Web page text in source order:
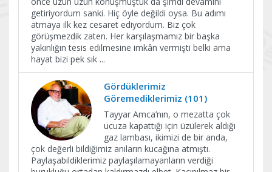
getiriyordum sanki. Hiç öyle değildi oysa. Bu adımı
atmaya ilk kez cesaret ediyordum. Biz çok
görüşmezdik zaten. Her karşılaşmamız bir başka
yakınlığın tesis edilmesine imkân vermişti belki ama
hayat bizi pek sık ...
Gördüklerimiz
Göremediklerimiz (101)
Tayyar Amca’nın, o mezatta çok
ucuza kapattığı için üzülerek aldığı
gaz lambası, ikimizi de bir anda,
çok değerli bildiğimiz anıların kucağına atmıştı.
Paylaşabildiklerimiz paylaşılamayanların verdiği